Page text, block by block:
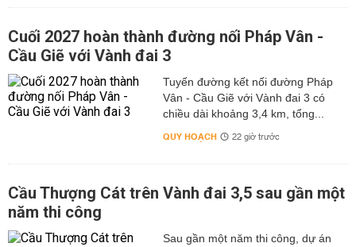
Cuối 2027 hoàn thành đường nối Pháp Vân -
Cầu Giẽ với Vành đai 3
Tuyến đường kết nối đường Pháp
Vân - Cầu Giẽ với Vành đai 3 có
chiều dài khoảng 3,4 km, tổng...
QUY HOẠCH 22 giờ trước
Cầu Thượng Cát trên Vành đai 3,5 sau gần một
năm thi công
Sau gần một năm thi công, dự án